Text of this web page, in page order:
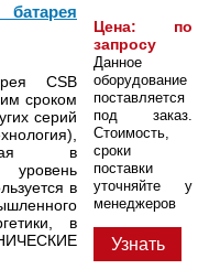
Цена: по
запросу
Данное
оборудование
поставляется
под заказ.
Стоимость,
сроки
поставки
уточняйте у
менеджеров
Узнать
CSB
сроком
серий
в
в
в